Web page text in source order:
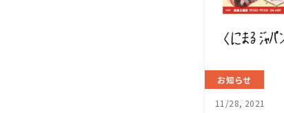
お知らせ
11/28, 2021